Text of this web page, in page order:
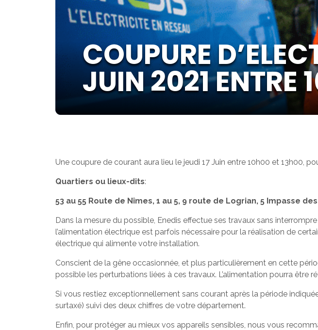
COUPURE
JUIN 2021 ENTRE
Une coupure de courant aura lieu le jeudi 17 Juin entre 10h00 et 13h00,
Quartiers ou lieux-dits:
53 au 55 Route de Nîmes, 1 au 5, 9 route de Logrian, 5 Impasse
Dans la mesure du possible, Enedis effectue ses travaux sans
l’alimentation électrique est parfois nécessaire pour la réalisation de
électrique qui alimente votre installation.
Conscient de la gêne occasionnée, et plus particulièrement en cette
possible les perturbations liées à ces travaux. L’alimentation pourra être
Si vous restiez exceptionnellement sans courant après la période
surtaxé) suivi des deux chiffres de votre département.
Enfin, pour protéger au mieux vos appareils sensibles, nous vous